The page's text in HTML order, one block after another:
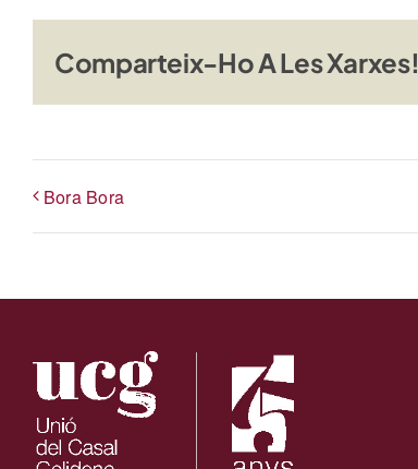
Comparteix-Ho A Les Xarxes!
Bora Bora